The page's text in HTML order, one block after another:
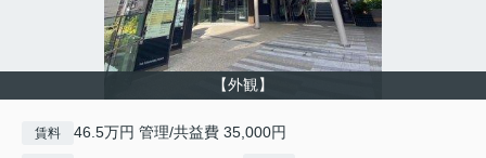
【外観】
賃料 46.5万円 管理/共益費 35,000円